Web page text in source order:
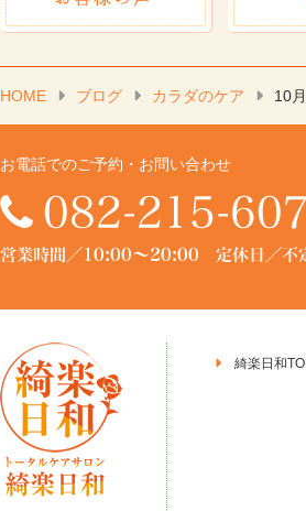
HOME ブログ カラダのケア 10
お電話でのご予約・お問い合わせ
綺楽日和